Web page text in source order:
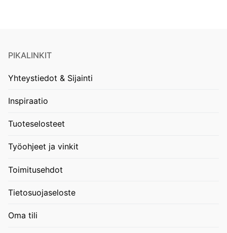
PIKALINKIT
Yhteystiedot & Sijainti
Inspiraatio
Tuoteselosteet
Työohjeet ja vinkit
Toimitusehdot
Tietosuojaseloste
Oma tili